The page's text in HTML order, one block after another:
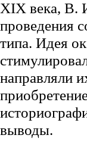
XIX века, В.
проведения
типа. Идея
направляли
выводы.